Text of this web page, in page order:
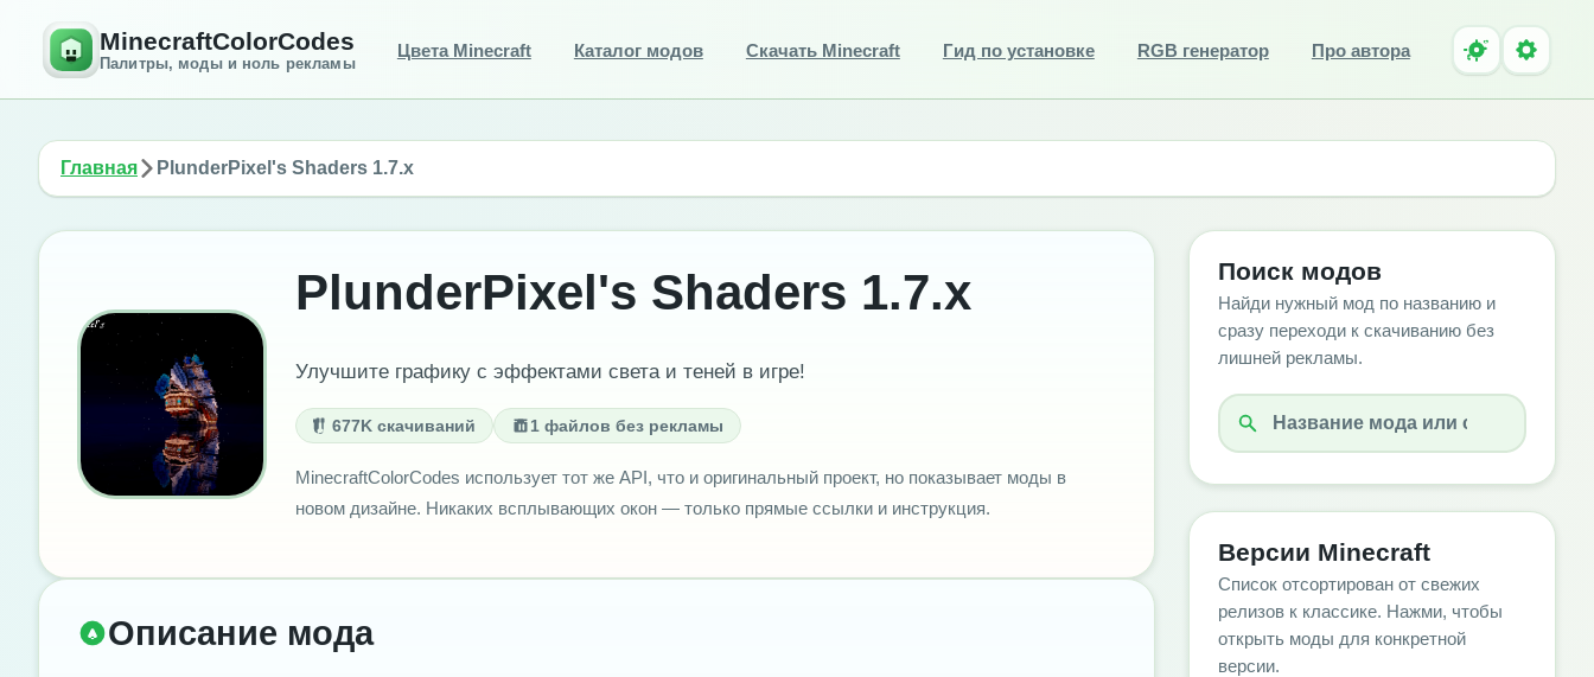
MinecraftColorCodes
Палитры, моды и ноль рекламы
Цвета Minecraft Каталог модов Скачать Minecraft Гид по установке RGB генератор Про автора
Главная PlunderPixel's Shaders 1.7.x
PlunderPixel's Shaders 1.7.x
Улучшите графику с эффектами света и теней в игре!
677K скачиваний 1 файлов без рекламы
MinecraftColorCodes использует тот же API, что и оригинальный проект, но показывает моды в
новом дизайне. Никаких всплывающих окон — только прямые ссылки и инструкция.
Описание мода
Поиск модов
Найди нужный мод по названию и
сразу переходи к скачиванию без
лишней рекламы.
Версии Minecraft
Список отсортирован от свежих
релизов к классике. Нажми, чтобы
открыть моды для конкретной
версии.